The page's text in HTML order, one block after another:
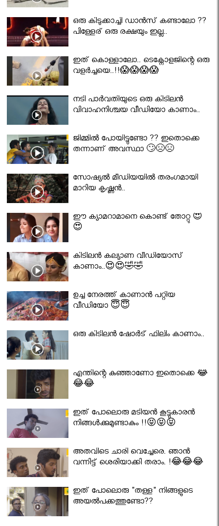
ഒരു കിടുക്കാച്ചി ഡാൻസ് കണ്ടാലോ ??
പിള്ളേര് ഒരു രക്ഷയും ഇല്ല..
ഇത് കൊള്ളാലോ.. ടെക്നോളജിന്റെ ഒരു
വളർച്ചയെ..!!😱😱😱😱
നടി പാർവതിയുടെ ഒരു കിടിലൻ
വിവാഹനിശ്ചയ വീഡിയോ കാണാം..
ജിമ്മിൽ പോയിട്ടുണ്ടോ ?? ഇതൊക്കെ
തന്നാണ് അവസ്ഥാ 🙄😣😣
സോഷ്യൽ മീഡിയയിൽ തരംഗമായി
മാറിയ കൃഷ്ണൻ..
ഈ ക്യാമറാമാനെ കൊണ്ട് തോറ്റു 😍
😍
കിടിലൻ കല്യാണ വീഡിയോസ്
കാണാം..😍😍🤣🤣
ഉച്ച നേരത്ത് കാണാൻ പറ്റിയ
വീഡിയോ 😇😇
ഒരു കിടിലൻ ഷോർട് ഫിലിം കാണാം..
എന്തിന്റെ കുഞ്ഞാണോ ഇതൊക്കെ 😂
😂😂
ഇത് പോലൊരു മടിയൻ കൂട്ടുകാരൻ
നിങ്ങൾക്കുമുണ്ടാകും !!😝😝😝
അതവിടെ ചാരി വെച്ചേരെ. ഞാൻ
വന്നിട്ട് ശെരിയാക്കി തരാം. !😂😂😂
ഇത് പോലൊരു "തള്ള" നിങ്ങളുടെ
അയല്‍പക്കത്തുണ്ടോ??